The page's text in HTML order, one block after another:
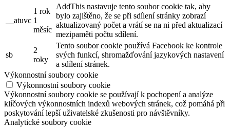
__atuvc
1 rok
1
měsíc
AddThis nastavuje tento soubor cookie tak, aby
bylo zajištěno, že se při sdílení stránky zobrazí
aktualizovaný počet a vrátí se na ni před aktualizací
mezipaměti počtu sdílení.
sb
2
roky
Tento soubor cookie používá Facebook ke kontrole
svých funkcí, shromažďování jazykových nastavení
a sdílení stránek.
Výkonnostní soubory cookie
Výkonnostní soubory cookie
Výkonnostní soubory cookie se používají k pochopení a analýze
klíčových výkonnostních indexů webových stránek, což pomáhá při
poskytování lepší uživatelské zkušenosti pro návštěvníky.
Analytické soubory cookie